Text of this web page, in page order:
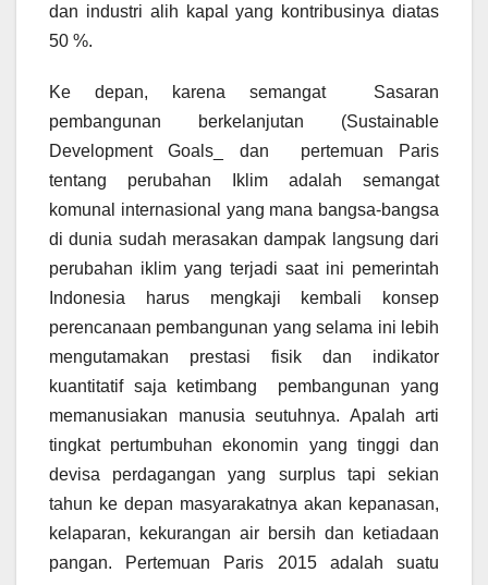
dan industri alih kapal yang kontribusinya diatas
50 %.
Ke depan, karena semangat Sasaran
pembangunan berkelanjutan (Sustainable
Development Goals_ dan pertemuan Paris
tentang perubahan Iklim adalah semangat
komunal internasional yang mana bangsa-bangsa
di dunia sudah merasakan dampak langsung dari
perubahan iklim yang terjadi saat ini pemerintah
Indonesia harus mengkaji kembali konsep
perencanaan pembangunan yang selama ini lebih
mengutamakan prestasi fisik dan indikator
kuantitatif saja ketimbang pembangunan yang
memanusiakan manusia seutuhnya. Apalah arti
tingkat pertumbuhan ekonomin yang tinggi dan
devisa perdagangan yang surplus tapi sekian
tahun ke depan masyarakatnya akan kepanasan,
kelaparan, kekurangan air bersih dan ketiadaan
pangan. Pertemuan Paris 2015 adalah suatu